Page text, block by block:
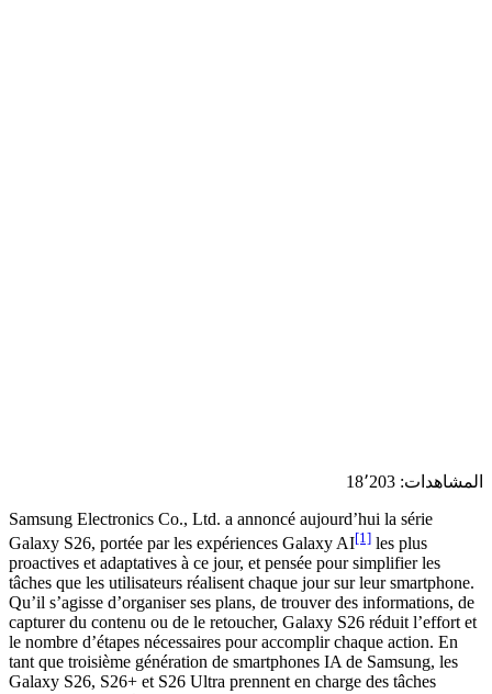
المشاهدات: 18٬203
Samsung Electronics Co., Ltd. a annoncé aujourd’hui la série
Galaxy S26, portée par les expériences Galaxy AI[1] les plus
proactives et adaptatives à ce jour, et pensée pour simplifier les
tâches que les utilisateurs réalisent chaque jour sur leur smartphone.
Qu’il s’agisse d’organiser ses plans, de trouver des informations, de
capturer du contenu ou de le retoucher, Galaxy S26 réduit l’effort et
le nombre d’étapes nécessaires pour accomplir chaque action. En
tant que troisième génération de smartphones IA de Samsung, les
Galaxy S26, S26+ et S26 Ultra prennent en charge des tâches